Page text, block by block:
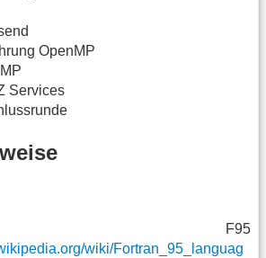
OpenMP
Services
F95
wiki/Fortran_95_languag